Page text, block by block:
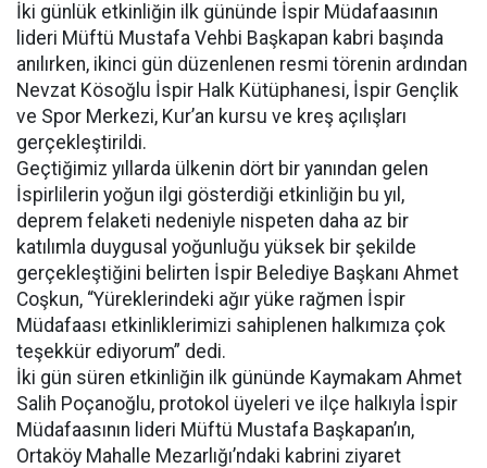
İki günlük etkinliğin ilk gününde İspir Müdafaasının
lideri Müftü Mustafa Vehbi Başkapan kabri başında
anılırken, ikinci gün düzenlenen resmi törenin ardından
Nevzat Kösoğlu İspir Halk Kütüphanesi, İspir Gençlik
ve Spor Merkezi, Kur’an kursu ve kreş açılışları
gerçekleştirildi.
Geçtiğimiz yıllarda ülkenin dört bir yanından gelen
İspirlilerin yoğun ilgi gösterdiği etkinliğin bu yıl,
deprem felaketi nedeniyle nispeten daha az bir
katılımla duygusal yoğunluğu yüksek bir şekilde
gerçekleştiğini belirten İspir Belediye Başkanı Ahmet
Coşkun, “Yüreklerindeki ağır yüke rağmen İspir
Müdafaası etkinliklerimizi sahiplenen halkımıza çok
teşekkür ediyorum” dedi.
İki gün süren etkinliğin ilk gününde Kaymakam Ahmet
Salih Poçanoğlu, protokol üyeleri ve ilçe halkıyla İspir
Müdafaasının lideri Müftü Mustafa Başkapan’ın,
Ortaköy Mahalle Mezarlığı’ndaki kabrini ziyaret